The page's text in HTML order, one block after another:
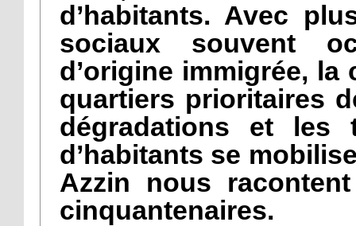
d’habitants. Avec
sociaux souvent
d’origine immigrée, la
quartiers prioritaires
dégradations et les
d’habitants se
Azzin nous
cinquantenaires.